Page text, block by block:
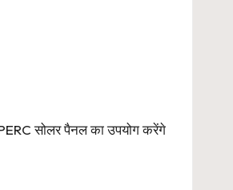
सोलर पैनल का उपयोग करेंगे